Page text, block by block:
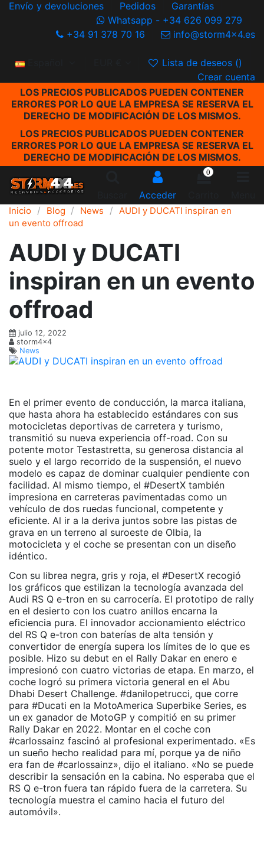
Envío y devoluciones Pedidos
Garantías
Whatsapp - +34 626 099 279
+34 91 378 70 16
info@storm4x4.es
Español Lista de deseos ()
Crear cuenta
LOS PRECIOS PUBLICADOS PUEDEN CONTENER
ERRORES POR LO QUE LA EMPRESA SE RESERVA EL
DERECHO DE MODIFICACIÓN DE LOS MISMOS.
LOS PRECIOS PUBLICADOS PUEDEN CONTENER
ERRORES POR LO QUE LA EMPRESA SE RESERVA EL
DERECHO DE MODIFICACIÓN DE LOS MISMOS.
Acceder
0
Inicio Blog News
AUDI y DUCATI inspiran en
un evento offroad
AUDI y DUCATI
inspiran en un evento
offroad
julio 12, 2022
storm4x4
News
En el primer evento de conducción, la marca italiana,
que hasta ahora ha establecido estándares con sus
motocicletas deportivas de carretera y turismo,
transmitió su nueva experiencia off-road. Con su
potente motor Testastretta, su generosa distancia al
suelo y el largo recorrido de la suspensión, el nuevo
modelo es capaz de dominar cualquier pendiente con
facilidad. Al mismo tiempo, el #DesertX también
impresiona en carreteras pavimentadas como un
vehículo de dos ruedas funcional, competente y
eficiente. Al ir a la deriva juntos sobre las pistas de
grava en un terreno al suroeste de Olbia, la
motocicleta y el coche se presentan con un diseño
idéntico.
Con su librea negra, gris y roja, el #DesertX recogió
los gráficos que estilizan la tecnología avanzada del
Audi RS Q e-tron en su carrocería. El prototipo de rally
en el desierto con los cuatro anillos encarna la
eficiencia pura. El innovador accionamiento eléctrico
del RS Q e-tron con baterías de alta tensión y
convertidor de energía supera los límites de lo que es
posible. Hizo su debut en el Rally Dakar en enero e
impresionó con cuatro victorias de etapa. En marzo, el
coche logró su primera victoria general en el Abu
Dhabi Desert Challenge. #danilopetrucci, que corre
para #Ducati en la MotoAmerica Superbike Series, es
un ex ganador de MotoGP y compitió en su primer
Rally Dakar en 2022. Montar en el coche con
#carlossainz fascinó al profesional experimentado. «Es
un sueño hecho realidad para mí, porque ya de niño
era fan de #carlossainz», dijo el italiano. «No se puede
describir la sensación en la cabina. No esperaba que el
RS Q e-tron fuera tan rápido fuera de la carretera. Su
tecnología muestra el camino hacia el futuro del
automóvil».